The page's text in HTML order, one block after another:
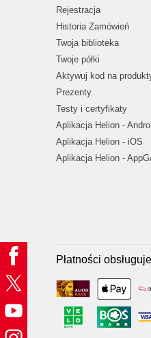
Rejestracja
Historia Zamówień
Twoja biblioteka
Twoje półki
Aktywuj kod na
Prezenty
Testy i certyfikaty
Aplikacja Helion -
Aplikacja Helion - iOS
Aplikacja Helion -
Płatności